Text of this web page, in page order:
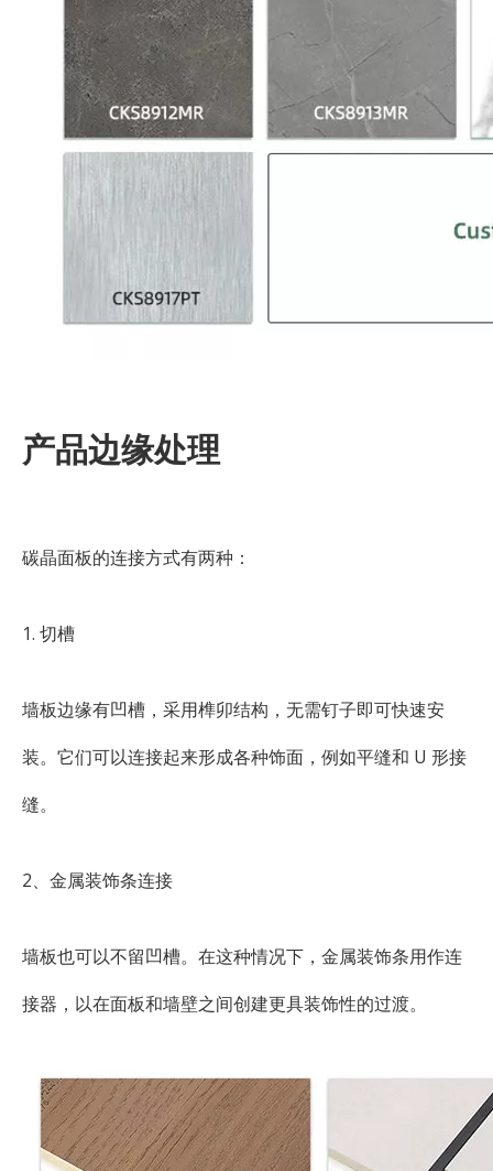
产品边缘处理
碳晶面板的连接方式有两种：
1. 切槽
墙板边缘有凹槽，采用榫卯结构，无需钉子即可快速安
装。它们可以连接起来形成各种饰面，例如平缝和 U 形接
缝。
2、金属装饰条连接
墙板也可以不留凹槽。在这种情况下，金属装饰条用作连
接器，以在面板和墙壁之间创建更具装饰性的过渡。